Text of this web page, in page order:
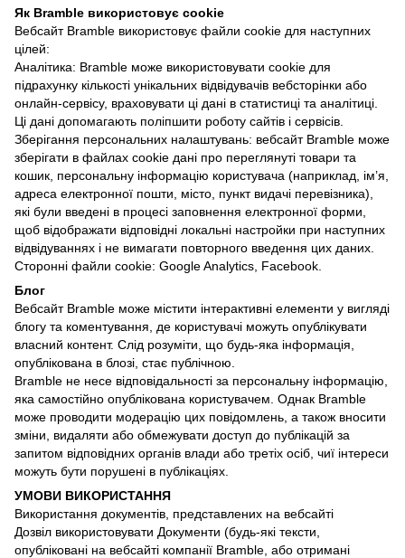
Як Bramble використовує cookie
Вебсайт Bramble використовує файли cookie для наступних
цілей:
Аналiтика: Bramble може використовувати cookie для
підрахунку кількості унікальних відвідувачів вебсторінки або
онлайн-сервісу, враховувати ці дані в статистиці та аналітиці.
Ці дані допомагають поліпшити роботу сайтів і сервісів.
Зберігання персональних налаштувань: вебсайт Bramble може
зберігати в файлах cookie дані про переглянуті товари та
кошик, персональну інформацію користувача (наприклад, ім’я,
адреса електронної пошти, місто, пункт видачі перевізника),
які були введені в процесі заповнення електронної форми,
щоб відображати відповідні локальні настройки при наступних
відвідуваннях і не вимагати повторного введення цих даних.
Сторонні файли cookie: Google Analytics, Facebook.
Блог
Вебсайт Bramble може містити інтерактивні елементи у вигляді
блогу та коментування, де користувачі можуть опублікувати
власний контент. Слід розуміти, що будь-яка інформація,
опублікована в блозі, стає публічною.
Bramble не несе відповідальності за персональну інформацію,
яка самостійно опублікована користувачем. Однак Bramble
може проводити модерацію цих повідомлень, а також вносити
зміни, видаляти або обмежувати доступ до публікацій за
запитом відповідних органів влади або третіх осіб, чиї інтереси
можуть бути порушені в публікаціях.
УМОВИ ВИКОРИСТАННЯ
Використання документів, представлених на вебсайті
Дозвіл використовувати Документи (будь-які тексти,
опубліковані на вебсайті компанії Bramble, або отримані